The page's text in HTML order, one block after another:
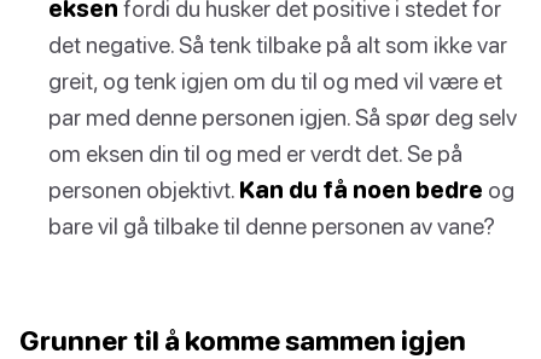
eksen fordi du husker det positive i stedet for
det negative. Så tenk tilbake på alt som ikke var
greit, og tenk igjen om du til og med vil være et
par med denne personen igjen. Så spør deg selv
om eksen din til og med er verdt det. Se på
personen objektivt. Kan du få noen bedre og
bare vil gå tilbake til denne personen av vane?
Grunner til å komme sammen igjen